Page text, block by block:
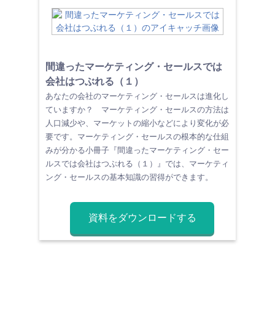
間違ったマーケティング・セールスでは
会社はつぶれる（１）
あなたの会社のマーケティング・セールスは進化し
ていますか？ マーケティング・セールスの方法は
人口減少や、マーケットの縮小などにより変化が必
要です。マーケティング・セールスの根本的な仕組
みが分かる小冊子『間違ったマーケティング・セー
ルスでは会社はつぶれる（１）』では、マーケティ
ング・セールスの基本知識の習得ができます。
資料をダウンロードする